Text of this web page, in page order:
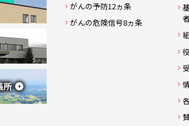
がんの予防12ヵ条
がんの危険信号8ヵ条